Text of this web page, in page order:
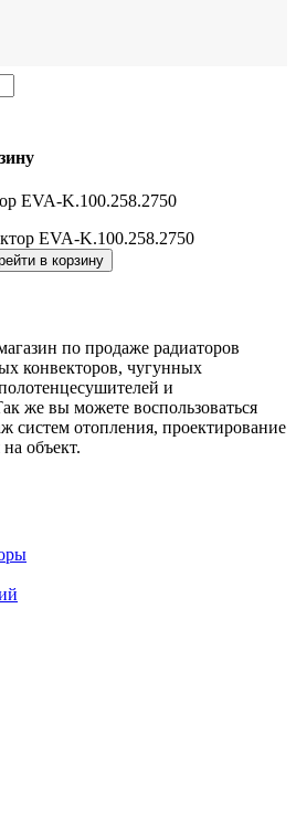
EVA-K.100.258.2750
в корзину
по продаже радиаторов
конвекторов, чугунных
и
же вы можете воспользоваться
систем отопления, проектирование
объект.